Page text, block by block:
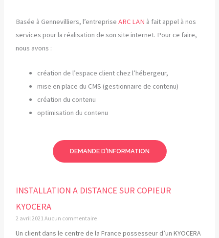
Basée à Gennevilliers, l’entrepriseARC LAN à fait appel à nos
services pour la réalisation de son site internet. Pour ce faire,
nous avons :
création de l’espace client chez l’hébergeur,
mise en place du CMS (gestionnaire de contenu)
création du contenu
optimisation du contenu
DEMANDE D'INFORMATION
INSTALLATION A DISTANCE SUR COPIEUR
KYOCERA
2 avril 2021Aucun commentaire
Un client dans le centre de la France possesseur d’un KYOCERA